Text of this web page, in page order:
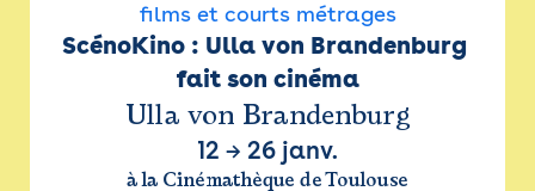
films et courts métrages
ScénoKino : Ulla von Brandenburg
fait son cinéma
Ulla von Brandenburg
12 → 26 janv.
à la Cinémathèque de Toulouse